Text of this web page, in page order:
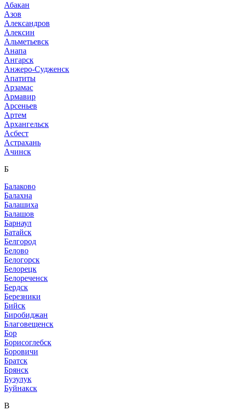
Абакан
Азов
Александров
Алексин
Альметьевск
Анапа
Ангарск
Анжеро-Судженск
Апатиты
Арзамас
Армавир
Арсеньев
Артем
Архангельск
Асбест
Астрахань
Ачинск
Б
Балаково
Балахна
Балашиха
Балашов
Барнаул
Батайск
Белгород
Белово
Белогорск
Белорецк
Белореченск
Бердск
Березники
Бийск
Биробиджан
Благовещенск
Бор
Борисоглебск
Боровичи
Братск
Брянск
Бузулук
Буйнакск
В